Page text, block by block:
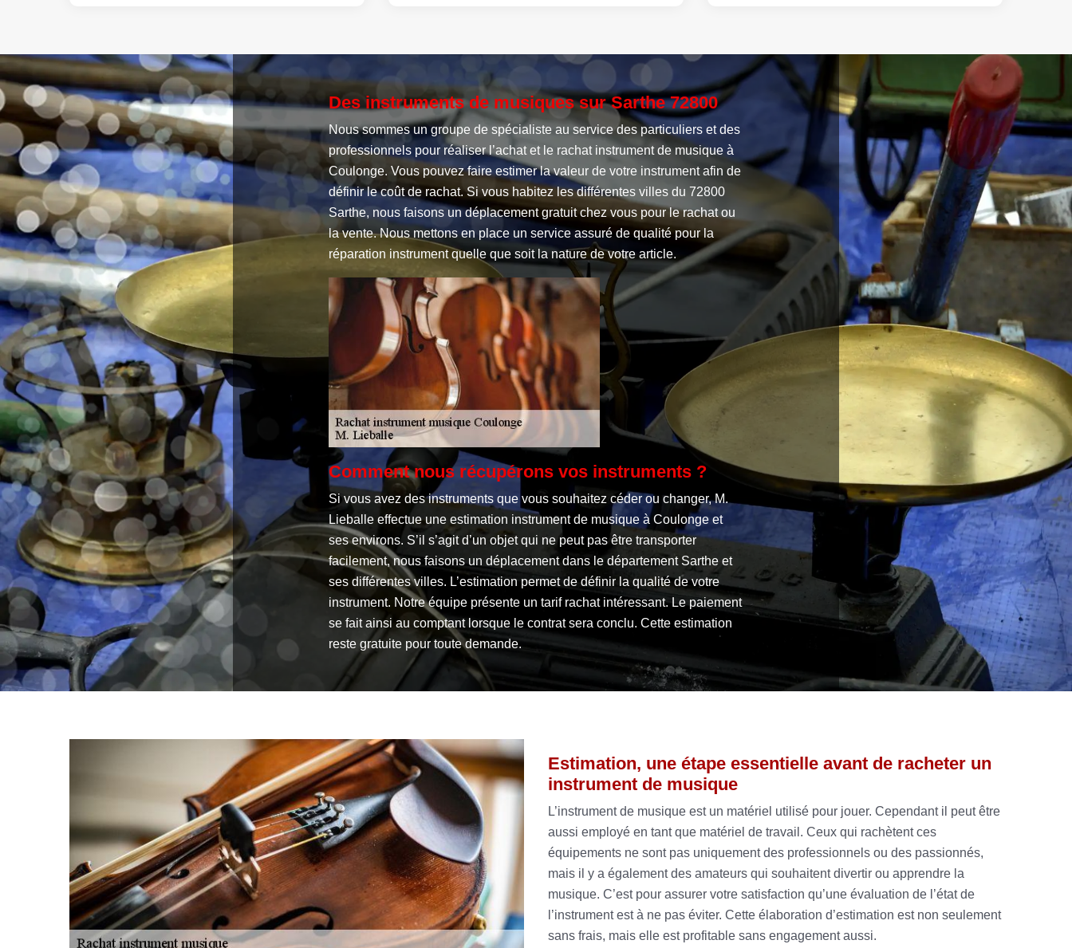
Des instruments de musiques sur Sarthe 72800
Nous sommes un groupe de spécialiste au service des particuliers et des
professionnels pour réaliser l’achat et le rachat instrument de musique à
Coulonge. Vous pouvez faire estimer la valeur de votre instrument afin de
définir le coût de rachat. Si vous habitez les différentes villes du 72800
Sarthe, nous faisons un déplacement gratuit chez vous pour le rachat ou
la vente. Nous mettons en place un service assuré de qualité pour la
réparation instrument quelle que soit la nature de votre article.
Comment nous récupérons vos instruments ?
Si vous avez des instruments que vous souhaitez céder ou changer, M.
Lieballe effectue une estimation instrument de musique à Coulonge et
ses environs. S’il s’agit d’un objet qui ne peut pas être transporter
facilement, nous faisons un déplacement dans le département Sarthe et
ses différentes villes. L’estimation permet de définir la qualité de votre
instrument. Notre équipe présente un tarif rachat intéressant. Le paiement
se fait ainsi au comptant lorsque le contrat sera conclu. Cette estimation
reste gratuite pour toute demande.
Estimation, une étape essentielle avant de racheter un
instrument de musique
L’instrument de musique est un matériel utilisé pour jouer. Cependant il peut être
aussi employé en tant que matériel de travail. Ceux qui rachètent ces
équipements ne sont pas uniquement des professionnels ou des passionnés,
mais il y a également des amateurs qui souhaitent divertir ou apprendre la
musique. C’est pour assurer votre satisfaction qu’une évaluation de l’état de
l’instrument est à ne pas éviter. Cette élaboration d’estimation est non seulement
sans frais, mais elle est profitable sans engagement aussi.